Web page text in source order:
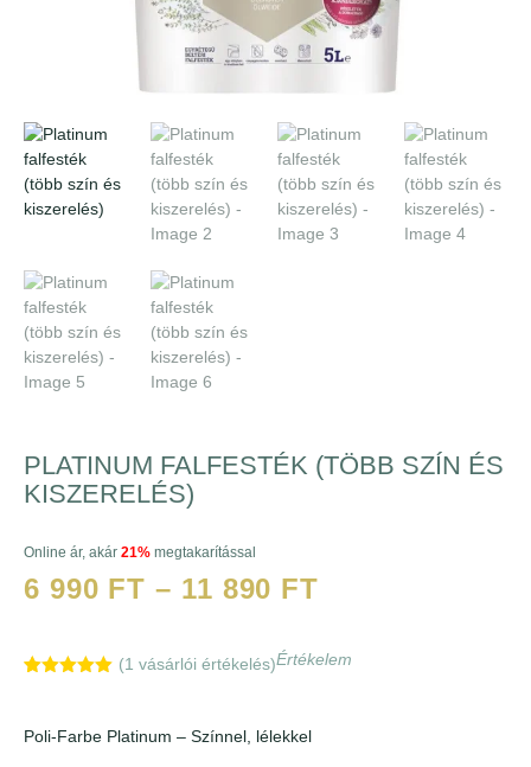
PLATINUM FALFESTÉK (TÖBB SZÍN ÉS
KISZERELÉS)
Online ár, akár 21% megtakarítással
6 990 FT – 11 890 FT
értékelés
(1 vásárlói értékelés)Értékelem
Poli-Farbe Platinum – Színnel, lélekkel